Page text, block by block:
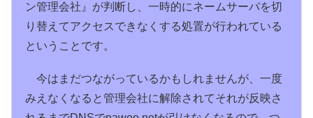
ン管理会社』が判断し、一時的にネームサーバを切
り替えてアクセスできなくする処置が行われている
ということです。
今はまだつながっているかもしれませんが、一度
みえなくなると管理会社に解除されてそれが反映さ